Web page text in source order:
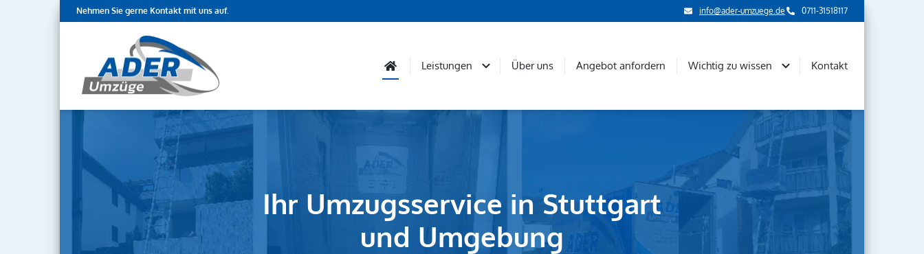
Nehmen Sie gerne Kontakt mit uns auf. info@ader-umzuege.de 0711-31518117
Leistungen Über uns Angebot anfordern Wichtig zu wissen Kontakt
Ihr Umzugsservice in Stuttgart
und Umgebung